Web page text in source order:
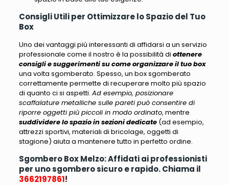
Consigli Utili per Ottimizzare lo Spazio del Tuo
Box
Uno dei vantaggi più interessanti di affidarsi a un servizio
professionale come il nostro è la possibilità di ottenere
consigli e suggerimenti su come organizzare il tuo box
una volta sgomberato. Spesso, un box sgomberato
correttamente permette di recuperare molto più spazio
di quanto ci si aspetti. Ad esempio, posizionare
scaffalature metalliche sulle pareti può consentire di
riporre oggetti più piccoli in modo ordinato, mentre
suddividere lo spazio in sezioni dedicate(ad esempio,
attrezzi sportivi, materiali di bricolage, oggetti di
stagione) aiuta a mantenere tutto in perfetto ordine.
Sgombero Box Melzo: Affidati ai professionisti
per uno sgombero sicuro e rapido. Chiama il
3662197861!